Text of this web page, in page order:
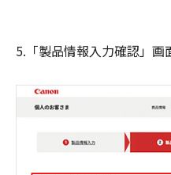
5.「製品情報入力確認」画